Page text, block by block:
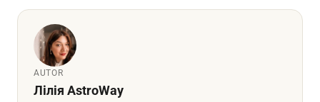
AUTOR
Лілія AstroWay